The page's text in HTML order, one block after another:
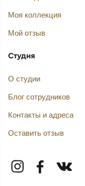
Моя коллекция
Мой отзыв
Студия
О студии
Блог сотрудников
Контакты и адреса
Оставить отзыв